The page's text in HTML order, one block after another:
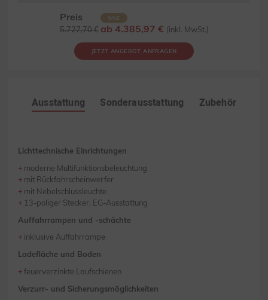
Preis SALE
5.727,70 €ab 4.385,97 € (inkl. MwSt.)
JETZT ANGEBOT ANFRAGEN
Ausstattung Sonderausstattung Zubehör
Lichttechnische Einrichtungen
moderne Multifunktionsbeleuchtung
mit Rückfahrscheinwerfer
mit Nebelschlussleuchte
13-poliger Stecker, EG-Ausstattung
Auffahrrampen und -schächte
inklusive Auffahrrampe
Ladefläche und Boden
feuerverzinkte Laufschienen
Verzurr- und Sicherungsmöglichkeiten